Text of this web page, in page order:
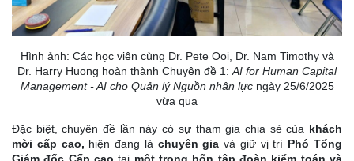
Hình ảnh: Các học viên cùng Dr. Pete Ooi, Dr. Nam Timothy và
Dr. Harry Huong hoàn thành Chuyên đề 1: AI for Human Capital
Management - AI cho Quản lý Nguồn nhân lực ngày 25/6/2025
vừa qua
Đặc biệt, chuyên đề lần này có sự tham gia chia sẻ của khách
mời cấp cao, hiện đang là chuyên giavà giữ vị trí Phó Tổng